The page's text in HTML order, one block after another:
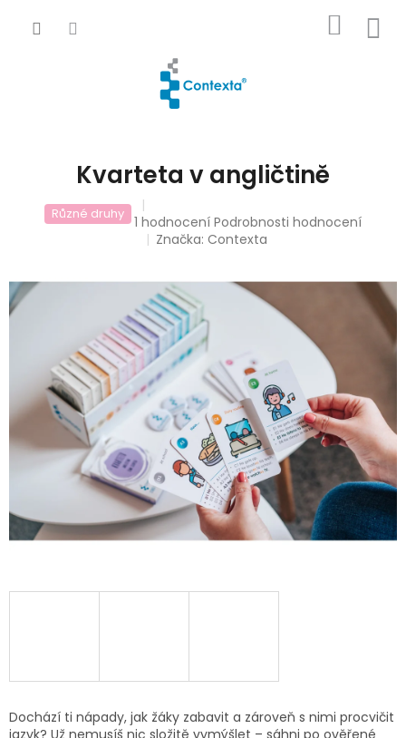
KOŠÍK
Kvarteta v angličtině
Různé druhy Průměrné
hodnocení
z
5
hvězdiček.
1 hodnocení Podrobnosti hodnocení
Značka:Contexta
Dochází ti nápady, jak žáky zabavit a zároveň s nimi procvičit